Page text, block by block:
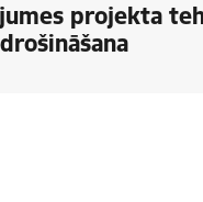
projekta